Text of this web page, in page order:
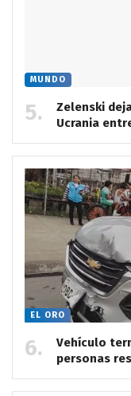
MUNDO
Zelenski
Ucrania
EL ORO
Vehículo
personas